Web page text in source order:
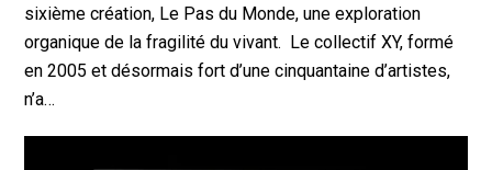
sixième création, Le Pas du Monde, une exploration
organique de la fragilité du vivant. Le collectif XY, formé
en 2005 et désormais fort d’une cinquantaine d’artistes,
n’a…